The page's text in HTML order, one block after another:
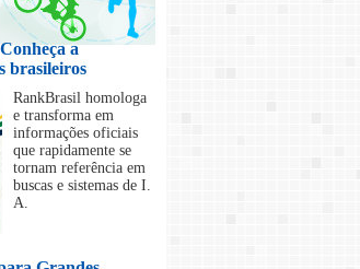
a
brasileiros
RankBrasil homologa
e transforma em
informações oficiais
que rapidamente se
tornam referência em
buscas e sistemas de I.
A.